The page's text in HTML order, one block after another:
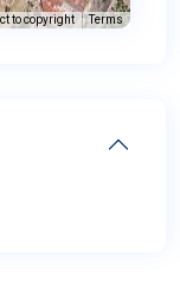
to copyright Terms